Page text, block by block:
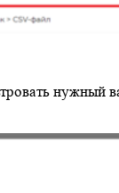
нужный